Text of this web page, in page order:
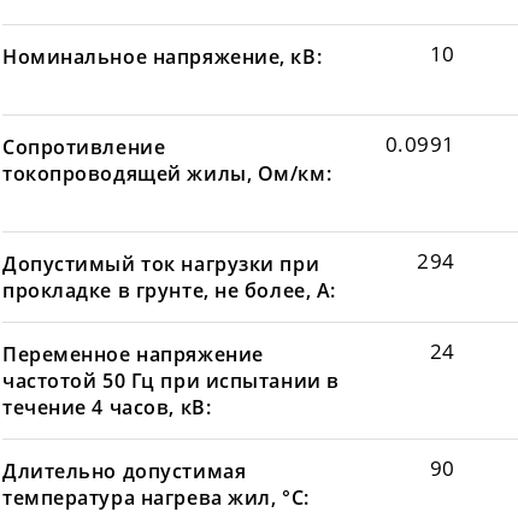
Номинальное напряжение, кВ: 10
Сопротивление
токопроводящей жилы, Ом/км:
0.0991
Допустимый ток нагрузки при
прокладке в грунте, не более, А:
294
Переменное напряжение
частотой 50 Гц при испытании в
течение 4 часов, кВ:
24
Длительно допустимая
температура нагрева жил, °С:
90